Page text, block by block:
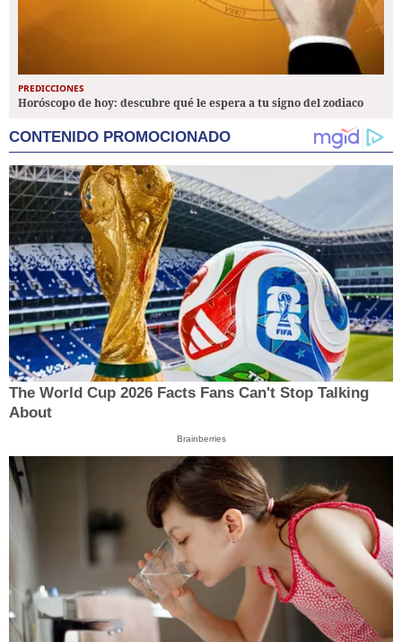
PREDICCIONES
Horóscopo de hoy: descubre qué le espera a tu signo del zodiaco
CONTENIDO PROMOCIONADO
The World Cup 2026 Facts Fans Can't Stop Talking
About
Brainberries